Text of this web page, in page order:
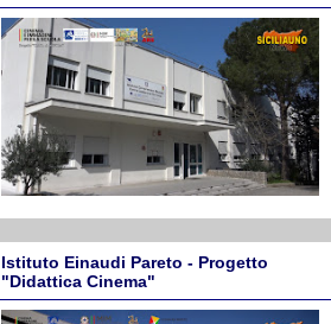
Istituto Einaudi Pareto - Progetto
"Didattica Cinema"